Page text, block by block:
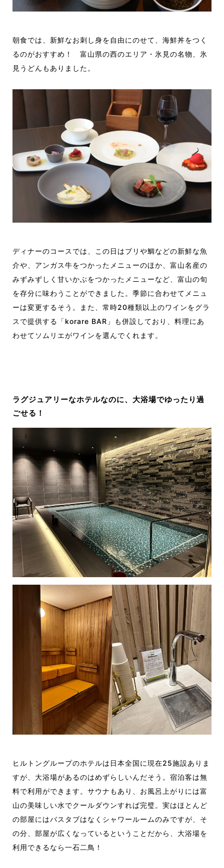
朝食では、新鮮なお刺し身を自由にのせて、海鮮丼をつく
るのがおすすめ！ 富山県の西のエリア・氷見の名物、氷
見うどんもありました。
ディナーのコースでは、この日はブリや鯛などの新鮮な魚
介や、アンガス牛をつかったメニューのほか、富山名産の
みずみずしく甘いかぶをつかったメニューなど、富山の旬
を存分に味わうことができました。季節に合わせてメニュ
ーは変更するそう。また、常時20種類以上のワインをグラ
スで提供する「korare BAR」も併設しており、料理にあ
わせてソムリエがワインを選んでくれます。
ラグジュアリーなホテルなのに、大浴場でゆったり過
ごせる！
ヒルトングループのホテルは日本全国に現在25施設ありま
すが、大浴場があるのはめずらしいんだそう。宿泊客は無
料で利用ができます。サウナもあり、お風呂上がりには富
山の美味しい水でクールダウンすれば完璧。実はほとんど
の部屋にはバスタブはなくシャワールームのみですが、そ
の分、部屋が広くなっているということだから、大浴場を
利用できるなら一石二鳥！